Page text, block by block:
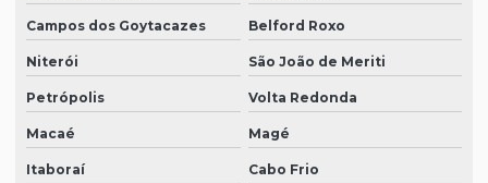
Campos dos Goytacazes Belford Roxo
Niterói São João de Meriti
Petrópolis Volta Redonda
Macaé Magé
Itaboraí Cabo Frio